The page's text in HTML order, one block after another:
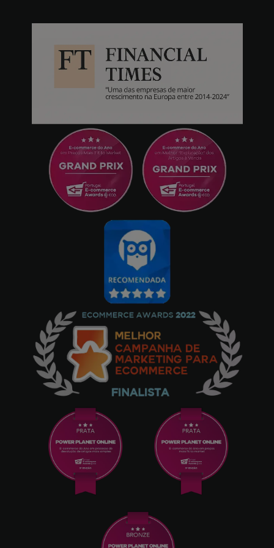
NUNES STOC UNIPESSOAL LDA
26/05/2025
Fácil de usar
Joana Freitas
14/05/2025
Maravilhoso
Aspirador muito bom superou todas as
João Leal
13/03/2025
Excelente equipamento.
JOSEPAPA
20/02/2025
Depois de um mês e meio a trabalhar com ele
e sendo o meu primeiro aspirador robô,
posso dizer que a configuração e o
mapeamento da casa demoram algum